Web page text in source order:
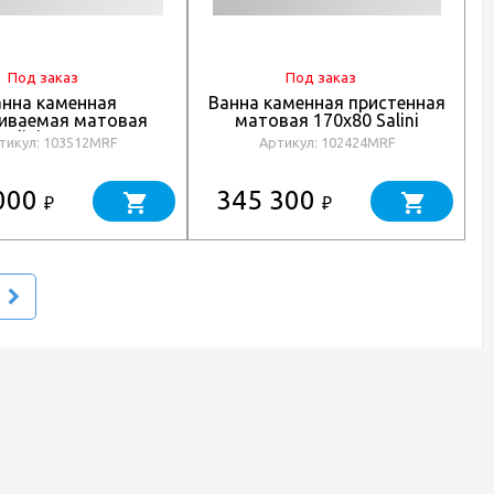
Под заказ
каменная
матовая
ORNELLA AXIS
окрашена по
103512MRF
₽
Под заказ
Ванна каменная пристенная
матовая 170x80 Salini
ORNELLA KIT 102424MRF
окрашена по RAL
Артикул: 102424MRF
345 300 ₽